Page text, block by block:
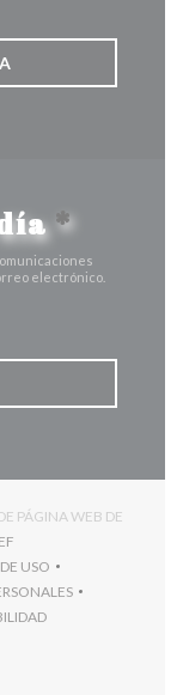
*
electrónico.
PÁGINA WEB DE
USO
EN UNA NUEVA
NUEVA VENTANA))
VENTANA))
EN UNA NUEVA